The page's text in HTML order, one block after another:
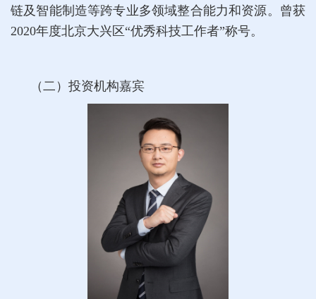
链及智能制造等跨专业多领域整合能力和资源。曾获
2020年度北京大兴区“优秀科技工作者”称号。
（二）投资机构嘉宾